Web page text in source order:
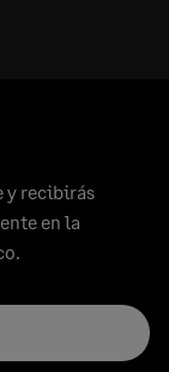
y recibirás
en la